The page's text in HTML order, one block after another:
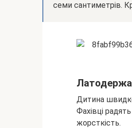
семи сантиметрів.
Дитина
Фахівці
жорсткість.